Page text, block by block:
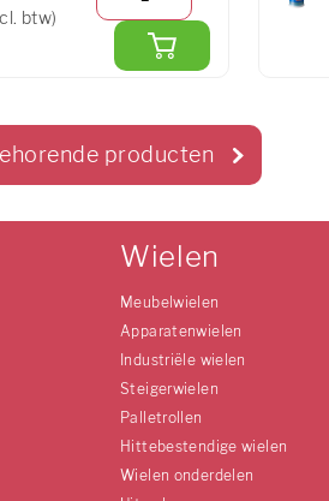
btw)
producten
Wielen
Meubelwielen
Apparatenwielen
Industriële wielen
Steigerwielen
Palletrollen
Hittebestendige wielen
Wielen onderdelen